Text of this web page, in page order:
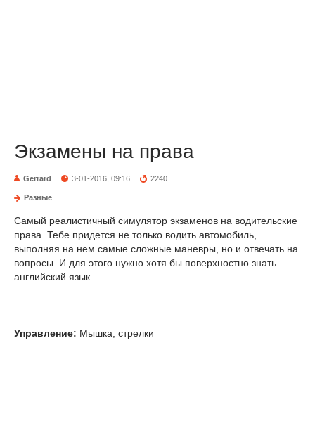
Экзамены на права
Gerrard 3-01-2016, 09:16 2240
Разные
Самый реалистичный симулятор экзаменов на водительские
права. Тебе придется не только водить автомобиль,
выполняя на нем самые сложные маневры, но и отвечать на
вопросы. И для этого нужно хотя бы поверхностно знать
английский язык.
Управление: Мышка, стрелки